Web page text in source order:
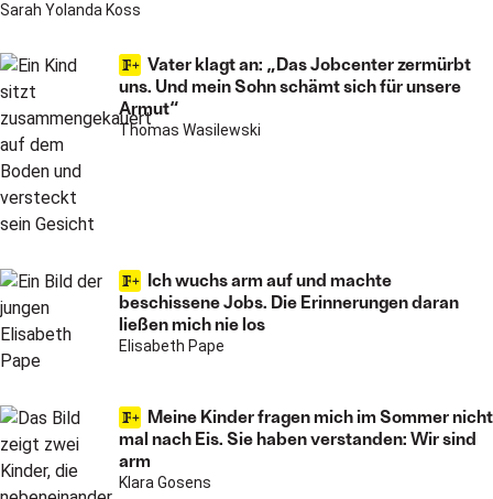
Sarah Yolanda Koss
Vater klagt an: „Das Jobcenter zermürbt
uns. Und mein Sohn schämt sich für unsere
Armut“
Thomas Wasilewski
Ich wuchs arm auf und machte
beschissene Jobs. Die Erinnerungen daran
ließen mich nie los
Elisabeth Pape
Meine Kinder fragen mich im Sommer nicht
mal nach Eis. Sie haben verstanden: Wir sind
arm
Klara Gosens